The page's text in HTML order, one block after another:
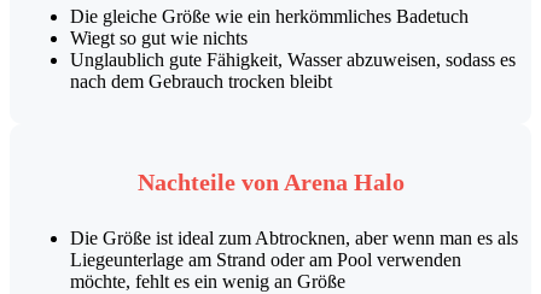
Die gleiche Größe wie ein herkömmliches Badetuch
Wiegt so gut wie nichts
Unglaublich gute Fähigkeit, Wasser abzuweisen, sodass es
nach dem Gebrauch trocken bleibt
Nachteile von Arena Halo
Die Größe ist ideal zum Abtrocknen, aber wenn man es als
Liegeunterlage am Strand oder am Pool verwenden
möchte, fehlt es ein wenig an Größe